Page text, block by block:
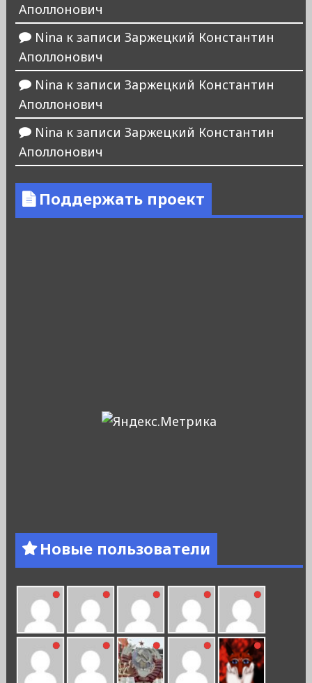
Аполлонович
Nina к записи Заржецкий Константин
Аполлонович
Nina к записи Заржецкий Константин
Аполлонович
Nina к записи Заржецкий Константин
Аполлонович
Поддержать проект
Новые пользователи